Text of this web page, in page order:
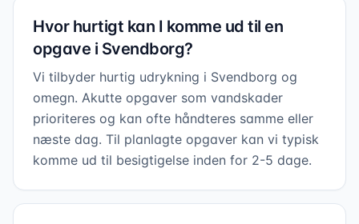
Hvor hurtigt kan I komme ud til en
opgave i Svendborg?
Vi tilbyder hurtig udrykning i Svendborg og
omegn. Akutte opgaver som vandskader
prioriteres og kan ofte håndteres samme eller
næste dag. Til planlagte opgaver kan vi typisk
komme ud til besigtigelse inden for 2-5 dage.